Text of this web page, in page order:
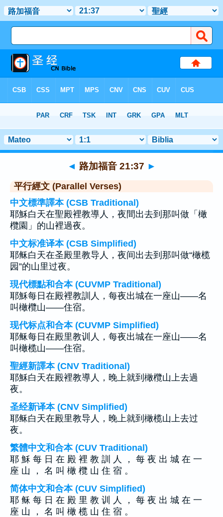
章 21> 聖經金句 37
◄ 路加福音 21:37 ►
平行經文 (Parallel Verses)
中文標準譯本 (CSB Traditional)
耶穌白天在聖殿裡教導人，夜間出去到那叫做「橄
欖園」的山裡過夜。
中文标准译本 (CSB Simplified)
耶稣白天在圣殿里教导人，夜间出去到那叫做“橄榄
园”的山里过夜。
現代標點和合本 (CUVMP Traditional)
耶穌每日在殿裡教訓人，每夜出城在一座山——名
叫橄欖山——住宿。
现代标点和合本 (CUVMP Simplified)
耶稣每日在殿里教训人，每夜出城在一座山——名
叫橄榄山——住宿。
聖經新譯本 (CNV Traditional)
耶穌白天在殿裡教導人，晚上就到橄欖山上去過
夜。
圣经新译本 (CNV Simplified)
耶稣白天在殿里教导人，晚上就到橄榄山上去过
夜。
繁體中文和合本 (CUV Traditional)
耶 穌 每 日 在 殿 裡 教 訓 人 ， 每 夜 出 城 在 一
座 山 ， 名 叫 橄 欖 山 住 宿 。
简体中文和合本 (CUV Simplified)
耶 稣 每 日 在 殿 里 教 训 人 ， 每 夜 出 城 在 一
座 山 ， 名 叫 橄 榄 山 住 宿 。